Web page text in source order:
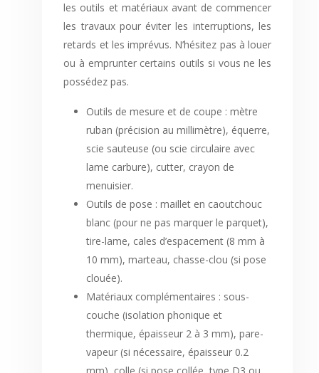
les outils et matériaux avant de commencer
les travaux pour éviter les interruptions, les
retards et les imprévus. N’hésitez pas à louer
ou à emprunter certains outils si vous ne les
possédez pas.
Outils de mesure et de coupe : mètre
ruban (précision au millimètre), équerre,
scie sauteuse (ou scie circulaire avec
lame carbure), cutter, crayon de
menuisier.
Outils de pose : maillet en caoutchouc
blanc (pour ne pas marquer le parquet),
tire-lame, cales d’espacement (8 mm à
10 mm), marteau, chasse-clou (si pose
clouée).
Matériaux complémentaires : sous-
couche (isolation phonique et
thermique, épaisseur 2 à 3 mm), pare-
vapeur (si nécessaire, épaisseur 0.2